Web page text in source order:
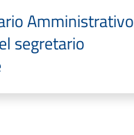
Amministrativo
segretario